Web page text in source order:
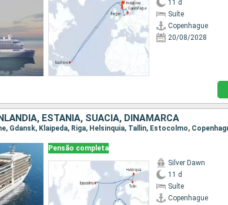
11 d
Suíte
Copenhague
20/08/2028
ESTÃNIA, SUÃCIA, DINAMARCA
Pensão completa
Silver Dawn
11 d
Suíte
Copenhague